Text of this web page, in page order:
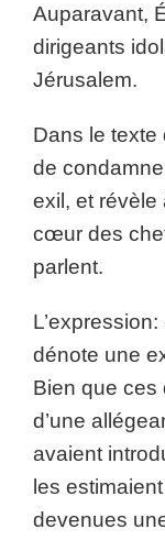
Auparavant,
dirigeants
Jérusalem.
Dans le texte
de
exil, et révèle
cœur des
parlent.
dénote une
Bien que ces
d’une
avaient
les
devenues